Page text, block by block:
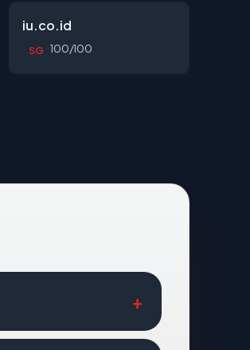
iu.co.id
SG 100/100